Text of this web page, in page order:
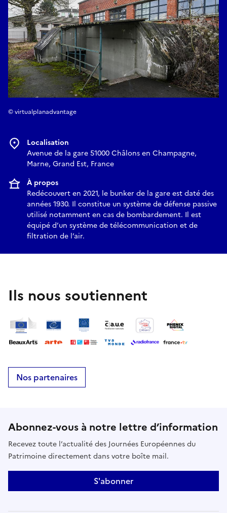
© virtualplanadvantage
Localisation
Avenue de la gare 51000 Châlons en Champagne,
Marne, Grand Est, France
À propos
Redécouvert en 2021, le bunker de la gare est daté des
années 1930. Il constitue un système de défense passive
utilisé notamment en cas de bombardement. Il est
équipé d’un système de télécommunication et de
filtration de l’air.
Ils nous soutiennent
Nos partenaires
Abonnez-vous à notre lettre d’information
Recevez toute l’actualité des Journées Européennes du
Patrimoine directement dans votre boîte mail.
S'abonner